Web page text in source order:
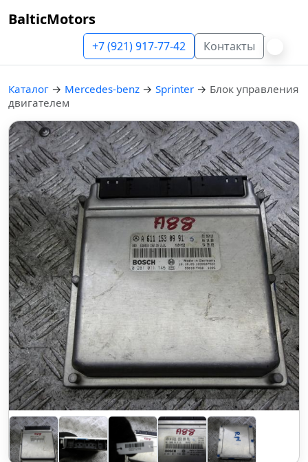
BalticMotors
+7 (921) 917-77-42 Контакты
Каталог → Mercedes-benz → Sprinter → Блок управления
двигателем